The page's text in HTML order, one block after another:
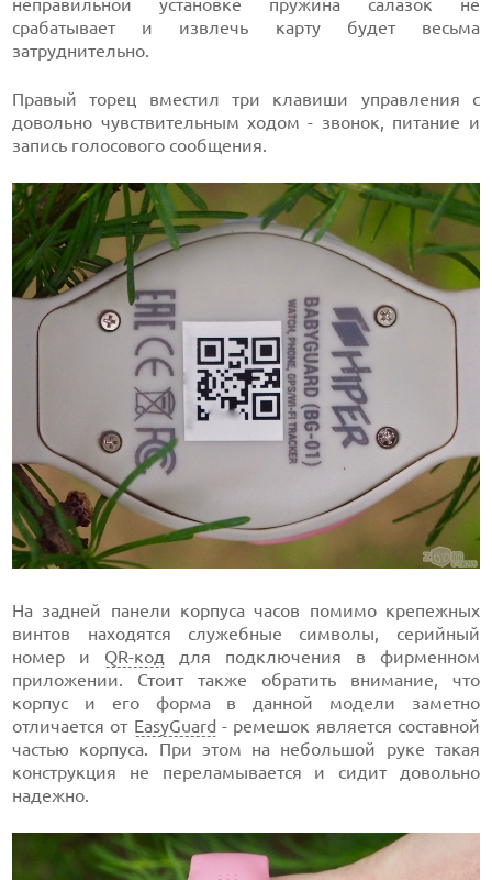
неправильной установке пружина салазок не
срабатывает и извлечь карту будет весьма
затруднительно.
Правый торец вместил три клавиши управления с
довольно чувствительным ходом - звонок, питание и
запись голосового сообщения.
На задней панели корпуса часов помимо крепежных
винтов находятся служебные символы, серийный
номер и QR-код для подключения в фирменном
приложении. Стоит также обратить внимание, что
корпус и его форма в данной модели заметно
отличается от EasyGuard - ремешок является составной
частью корпуса. При этом на небольшой руке такая
конструкция не переламывается и сидит довольно
надежно.